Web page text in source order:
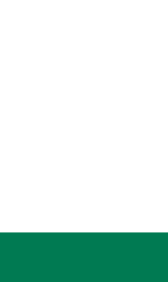
5 stelle su 5
4 stelle su 5
3 stelle su 5
2 stelle su 5